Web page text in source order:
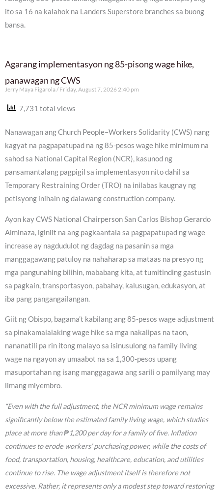
ito sa 16 na kalahok na Landers Superstore branches sa buong
bansa.
Agarang implementasyon ng 85-pisong wage hike,
panawagan ng CWS
Jerry Maya Figarola Friday, August 7, 2026 2:40 pm
7,731 total views
Nanawagan ang Church People–Workers Solidarity (CWS) nang
kagyat na pagpapatupad na ng 85-pesos wage hike minimum na
sahod sa National Capital Region (NCR), kasunod ng
pansamantalang pagpigil sa implementasyon nito dahil sa
Temporary Restraining Order (TRO) na inilabas kaugnay ng
petisyong inihain ng dalawang construction company.
Ayon kay CWS National Chairperson San Carlos Bishop Gerardo
Alminaza, iginiit na ang pagkaantala sa pagpapatupad ng wage
increase ay nagdudulot ng dagdag na pasanin sa mga
manggagawang patuloy na nahaharap sa mataas na presyo ng
mga pangunahing bilihin, mababang kita, at tumitinding gastusin
sa pagkain, transportasyon, pabahay, kalusugan, edukasyon, at
iba pang pangangailangan.
Giit ng Obispo, bagama’t kabilang ang 85-pesos wage adjustment
sa pinakamalalaking wage hike sa mga nakalipas na taon,
nananatili pa rin itong malayo sa isinusulong na family living
wage na ngayon ay umaabot na sa 1,300-pesos upang
masuportahan ng isang manggagawa ang sarili o pamilyang may
limang miyembro.
“Even with the full adjustment, the NCR minimum wage remains
significantly below the estimated family living wage, which studies
place at more than ₱1,200 per day for a family of five. Inflation
continues to erode workers’ purchasing power, while the costs of
food, transportation, housing, healthcare, education, and utilities
continue to rise. The wage adjustment itself is therefore not
excessive. Rather, it represents only a modest step toward restoring